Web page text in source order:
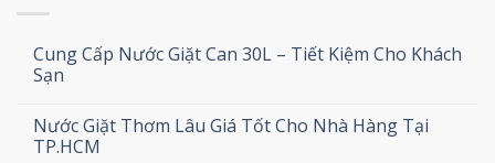
Cung Cấp Nước Giặt Can 30L – Tiết Kiệm Cho Khách
Sạn
Nước Giặt Thơm Lâu Giá Tốt Cho Nhà Hàng Tại
TP.HCM